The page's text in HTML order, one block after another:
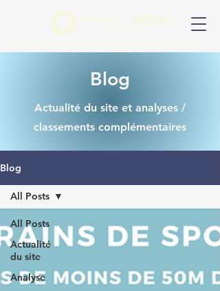
Blog
Actualité du site et analyses /
classements complémentaires
Blog
All Posts
Actualité
du site
Analyse
All Posts